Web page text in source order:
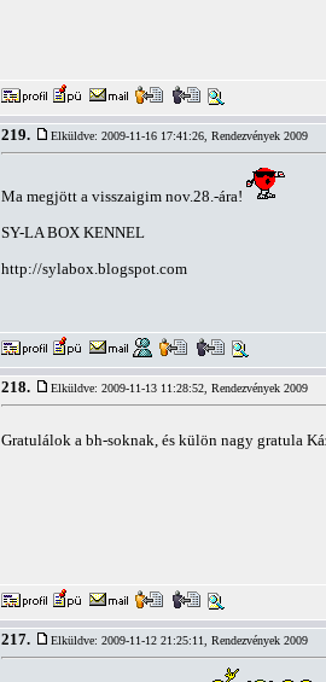
219. Elküldve: 2009-11-16 17:41:26, Rendezvények 2009
Ma megjött a visszaigim nov.28.-ára!
SY-LA BOX KENNEL
http://sylabox.blogspot.com
218. Elküldve: 2009-11-13 11:28:52, Rendezvények 2009
Gratulálok a bh-soknak, és külön nagy gratula
217. Elküldve: 2009-11-12 21:25:11, Rendezvények 2009